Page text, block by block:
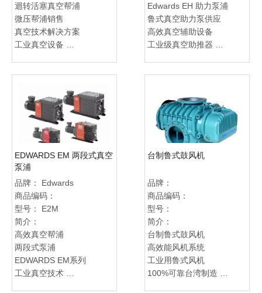
迴转活塞真空帮浦
微压帮浦销售
真空技术解决方案
工业真空设备
低噪音真空设备
真空技术应用
精密活塞帮浦
Edwards EH 助力泵浦
鲁式真空助力泵供应
高效真空辅助设备
工业级真空助推器
高性能真空辅助器
工业用鲁式助推帮浦
Edwards EH 系列销售
EDWARDS EM 两段式真空
泵浦
品牌：
Edwards
商品编码：
型号：
E2M
简介：
高效真空帮浦
两段式泵浦
EDWARDS EM系列
工业真空技术
台制鲁式鼓风机
品牌：
商品编码：
型号：
简介：
台制鲁式鼓风机
高效能风机系统
工业用鲁式风机
100%可靠台湾制造